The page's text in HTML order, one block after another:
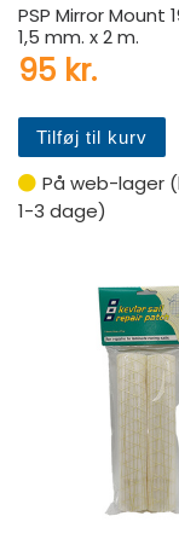
PSP Mirror Mount
1,5 mm. x 2 m.
95 kr.
Tilføj til kurv
På web-lager
1-3 dage)